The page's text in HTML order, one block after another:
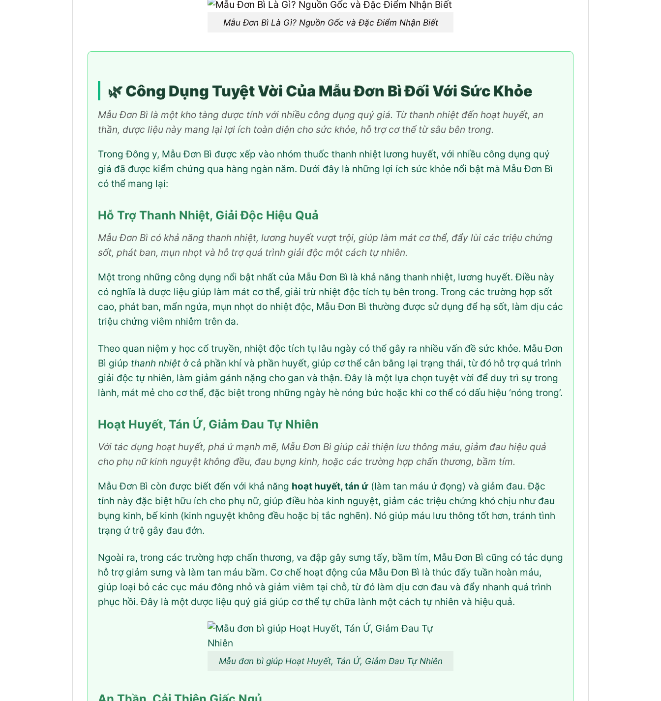
Mẫu Đơn Bì Là Gì? Nguồn Gốc và Đặc Điểm Nhận Biết
🌿Công Dụng Tuyệt Vời Của Mẫu Đơn Bì Đối Với Sức Khỏe
Mẫu Đơn Bì là một kho tàng dược tính với nhiều công dụng quý giá. Từ thanh nhiệt đến hoạt huyết, an
thần, dược liệu này mang lại lợi ích toàn diện cho sức khỏe, hỗ trợ cơ thể từ sâu bên trong.
Trong Đông y, Mẫu Đơn Bì được xếp vào nhóm thuốc thanh nhiệt lương huyết, với nhiều công dụng quý
giá đã được kiểm chứng qua hàng ngàn năm. Dưới đây là những lợi ích sức khỏe nổi bật mà Mẫu Đơn Bì
có thể mang lại:
Hỗ Trợ Thanh Nhiệt, Giải Độc Hiệu Quả
Mẫu Đơn Bì có khả năng thanh nhiệt, lương huyết vượt trội, giúp làm mát cơ thể, đẩy lùi các triệu chứng
sốt, phát ban, mụn nhọt và hỗ trợ quá trình giải độc một cách tự nhiên.
Một trong những công dụng nổi bật nhất của Mẫu Đơn Bì là khả năng thanh nhiệt, lương huyết. Điều này
có nghĩa là dược liệu giúp làm mát cơ thể, giải trừ nhiệt độc tích tụ bên trong. Trong các trường hợp sốt
cao, phát ban, mẩn ngứa, mụn nhọt do nhiệt độc, Mẫu Đơn Bì thường được sử dụng để hạ sốt, làm dịu các
triệu chứng viêm nhiễm trên da.
Theo quan niệm y học cổ truyền, nhiệt độc tích tụ lâu ngày có thể gây ra nhiều vấn đề sức khỏe. Mẫu Đơn
Bì giúp thanh nhiệt ở cả phần khí và phần huyết, giúp cơ thể cân bằng lại trạng thái, từ đó hỗ trợ quá trình
giải độc tự nhiên, làm giảm gánh nặng cho gan và thận. Đây là một lựa chọn tuyệt vời để duy trì sự trong
lành, mát mẻ cho cơ thể, đặc biệt trong những ngày hè nóng bức hoặc khi cơ thể có dấu hiệu ‘nóng trong’.
Hoạt Huyết, Tán Ứ, Giảm Đau Tự Nhiên
Với tác dụng hoạt huyết, phá ứ mạnh mẽ, Mẫu Đơn Bì giúp cải thiện lưu thông máu, giảm đau hiệu quả
cho phụ nữ kinh nguyệt không đều, đau bụng kinh, hoặc các trường hợp chấn thương, bầm tím.
Mẫu Đơn Bì còn được biết đến với khả năng hoạt huyết, tán ứ (làm tan máu ứ đọng) và giảm đau. Đặc
tính này đặc biệt hữu ích cho phụ nữ, giúp điều hòa kinh nguyệt, giảm các triệu chứng khó chịu như đau
bụng kinh, bế kinh (kinh nguyệt không đều hoặc bị tắc nghẽn). Nó giúp máu lưu thông tốt hơn, tránh tình
trạng ứ trệ gây đau đớn.
Ngoài ra, trong các trường hợp chấn thương, va đập gây sưng tấy, bầm tím, Mẫu Đơn Bì cũng có tác dụng
hỗ trợ giảm sưng và làm tan máu bầm. Cơ chế hoạt động của Mẫu Đơn Bì là thúc đẩy tuần hoàn máu,
giúp loại bỏ các cục máu đông nhỏ và giảm viêm tại chỗ, từ đó làm dịu cơn đau và đẩy nhanh quá trình
phục hồi. Đây là một dược liệu quý giá giúp cơ thể tự chữa lành một cách tự nhiên và hiệu quả.
Mẫu đơn bì giúp Hoạt Huyết, Tán Ứ, Giảm Đau Tự Nhiên